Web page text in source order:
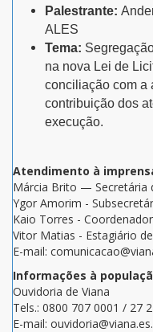
Palestrante:
ALES
Tema:
na nova Lei de
conciliação com a
contribuição dos
execução.
Atendimento à
Márcia Brito — Secretária
Ygor Amorim -
Kaio Torres -
Vitor Matias - Estagiário
E-mail:
Informações à
Ouvidoria de Viana
Tels.: 0800 707 0001 / 27
E-mail: